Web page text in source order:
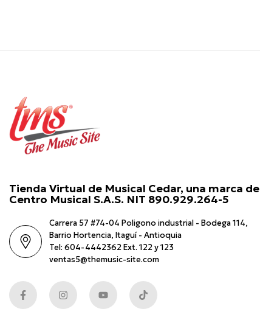
Tienda Virtual de Musical Cedar, una marca de
Centro Musical S.A.S. NIT 890.929.264-5
Carrera 57 #74-04 Poligono industrial - Bodega 114,
Barrio Hortencia, Itaguí - Antioquia
Tel: 604-4442362 Ext. 122 y 123
ventas5@themusic-site.com